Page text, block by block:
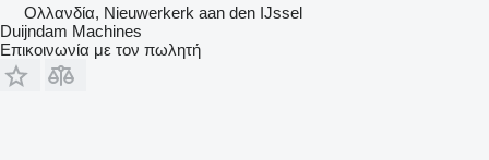
Ολλανδία, Nieuwerkerk aan den IJssel
Duijndam Machines
Επικοινωνία με τον πωλητή